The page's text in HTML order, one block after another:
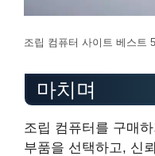
조립 컴퓨터 사이트 베스트 5
마치며
조립 컴퓨터를 구매
부품을 선택하고, 신